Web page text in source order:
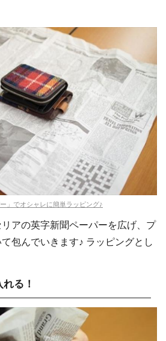
」でオシャレに簡単ラッピング♪
アの英字新聞ペーパーを広げ、プ
包んでいきます♪ ラッピングとし
る！